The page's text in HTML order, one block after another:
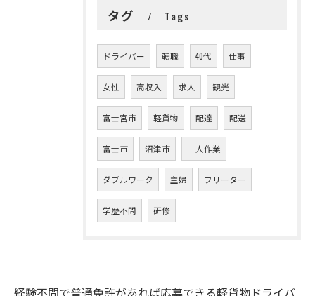
タグ Tags
ドライバー 転職 40代 仕事
女性 高収入 求人 観光
富士宮市 軽貨物 配達 配送
富士市 沼津市 一人作業
ダブルワーク 主婦 フリーター
学歴不問 研修
経験不問で普通免許があれば応募できる軽貨物ドライバ